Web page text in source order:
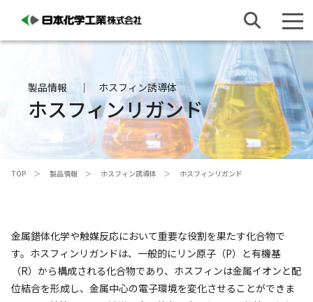
製品情報 ホスフィン誘導体
ホスフィンリガンド
TOP 製品情報 ホスフィン誘導体 ホスフィンリガンド
金属錯体化学や触媒反応において重要な役割を果たす化合物で
す。ホスフィンリガンドは、一般的にリン原子（P）と有機基
（R）から構成される化合物であり、ホスフィンは金属イオンと配
位結合を形成し、金属中心の電子環境を変化させることができま